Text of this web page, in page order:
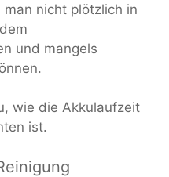
nicht plötzlich in
und mangels
wie die Akkulaufzeit
ist.